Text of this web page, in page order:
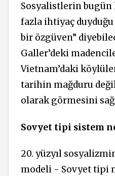
Sosyalistlerin
fazla ihtiyaç
bir özgüven”
Galler’deki
Vietnam’daki
tarihin mağduru
olarak görmesini
Sovyet tipi sistem
20. yüzyıl
modeli - Sovyet tipi